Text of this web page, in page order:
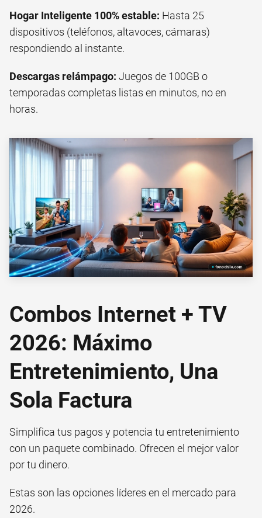
Hogar Inteligente 100% estable: Hasta 25
dispositivos (teléfonos, altavoces, cámaras)
respondiendo al instante.
Descargas relámpago: Juegos de 100GB o
temporadas completas listas en minutos, no en
horas.
Combos Internet + TV
2026: Máximo
Entretenimiento, Una
Sola Factura
Simplifica tus pagos y potencia tu entretenimiento
con un paquete combinado. Ofrecen el mejor valor
por tu dinero.
Estas son las opciones líderes en el mercado para
2026.